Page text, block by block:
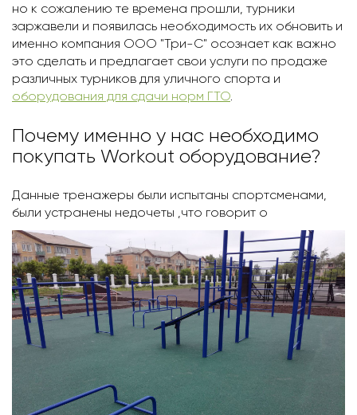
но к сожалению те времена прошли, турники
заржавели и появилась необходимость их обновить и
именно компания ООО "Три-С" осознает как важно
это сделать и предлагает свои услуги по продаже
различных турников для уличного спорта и
оборудования для сдачи норм ГТО.
Почему именно у нас необходимо
покупать Workout оборудование?
Данные тренажеры были испытаны спортсменами,
были устранены недочеты ,что говорит о